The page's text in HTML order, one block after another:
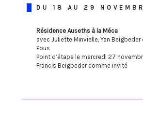
DU 18 AU 29
Résidence Auseths à la Méca
avec Juliette Minvielle, Yan Beigbeder
Pous
Point d’étape le mercredi 27
Francis Beigbeder comme invité